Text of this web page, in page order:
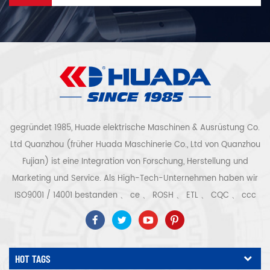
Luftreinheit.
gegründet 1985, Huade elektrische Maschinen & Ausrüstung Co.
Ltd Quanzhou (früher Huada Maschinerie Co., Ltd von Quanzhou
Fujian) ist eine Integration von Forschung, Herstellung und
Marketing und Service. Als High-Tech-Unternehmen haben wir
ISO9001 / 14001 bestanden 、 ce 、 ROSH 、 ETL 、 CQC 、 ccc
Qualitäts- und Sicherheitszertifizierung, High-Tech-
Unternehmenszertifizierung usw. Luftkompressorsystem und -
ausrüstung umfassen Schraubentyp, Zentrifugaltyp, ölfrei,
Spiraltyp, Kolbentyp, Trockner, Filter, Abtropffläche, mit
HOT TAGS